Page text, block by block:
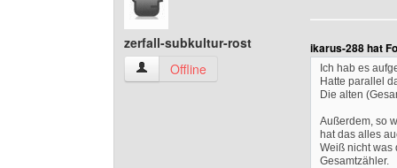
zerfall-subkultur-rost
zerfall-subkultur-rost Benutzer-Profile anzeigen
Offline
ikarus-288 hat
Ich hab es
Hatte parallel
Die alten
Außerdem, so
hat das alles
Weiß nicht was
Gesamtzähler.